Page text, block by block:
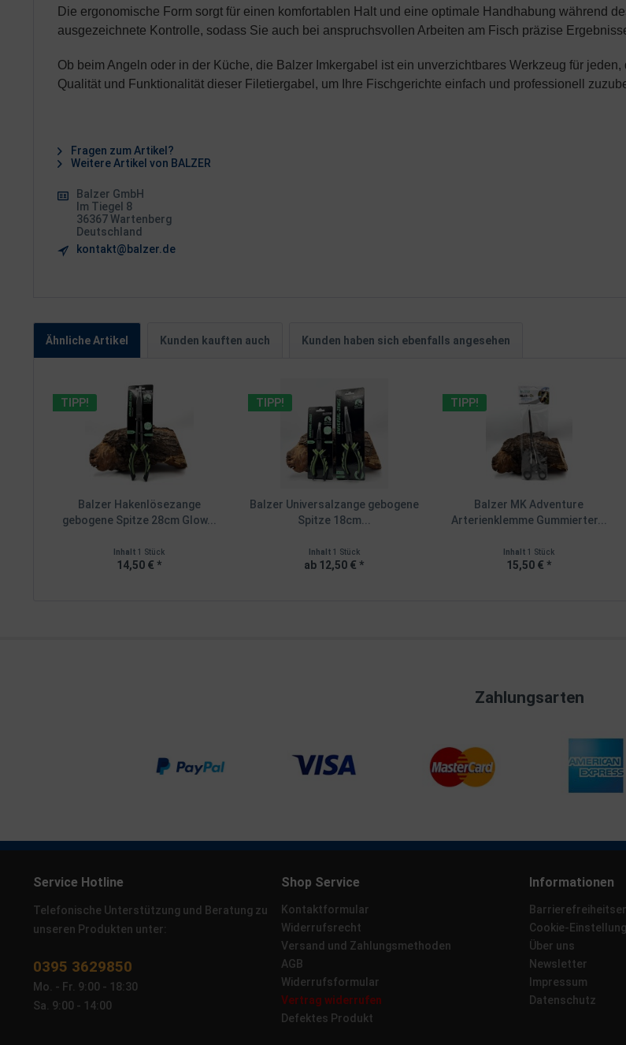
Die ergonomische Form sorgt für einen komfortablen Halt und eine optimale Handhabung während
ausgezeichnete Kontrolle, sodass Sie auch bei anspruchsvollen Arbeiten am Fisch präzise
Ob beim Angeln oder in der Küche, die Balzer Imkergabel ist ein unverzichtbares Werkzeug für
Qualität und Funktionalität dieser Filetiergabel, um Ihre Fischgerichte einfach und professionell
Fragen zum Artikel?
Weitere Artikel von BALZER
Balzer GmbH
Im Tiegel 8
36367 Wartenberg
Deutschland
kontakt@balzer.de
Ähnliche Artikel Kunden kauften auch Kunden haben sich ebenfalls angesehen
TIPP!
Balzer Hakenlösezange
gebogene Spitze 28cm Glow...
Inhalt1 Stück
14,50 € *
TIPP!
Balzer Universalzange gebogene
Spitze 18cm...
Inhalt 1 Stück
ab 12,50 € *
TIPP!
Balzer MK Adventure
Arterienklemme Gummierter...
Inhalt1 Stück
15,50 € *
Zahlungsarten
Service Hotline
Telefonische Unterstützung und Beratung zu
unseren Produkten unter:
0395 3629850
Mo. - Fr. 9:00 - 18:30
Sa. 9:00 - 14:00
Shop Service
Kontaktformular
Widerrufsrecht
Versand und Zahlungsmethoden
AGB
Widerrufsformular
Vertrag widerrufen
Defektes Produkt
Informationen
Cookie-
Über uns
Newsletter
Impressum
Datenschutz